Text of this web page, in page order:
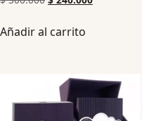
5.00
Añadir al carrito